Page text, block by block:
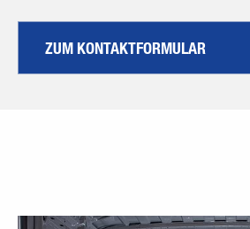
ZUM KONTAKTFORMULAR